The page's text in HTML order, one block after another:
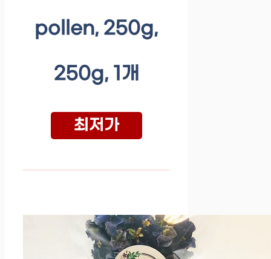
pollen, 250g,
250g, 1개
최저가